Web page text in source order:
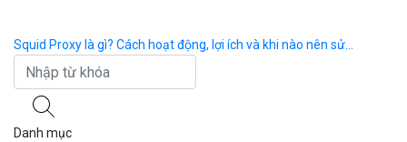
Squid Proxy là gì? Cách hoạt động, lợi ích và khi nào nên sử...
Danh mục